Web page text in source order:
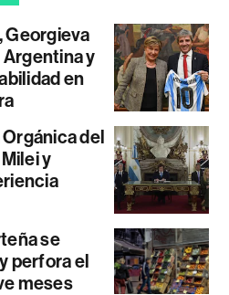
Georgieva
y
en
del
y
se
perfora el
meses